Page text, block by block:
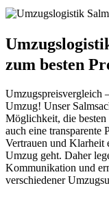
zum besten
Umzugspreisvergleich
Umzug! Unser
Möglichkeit, die besten
auch eine transparente
Vertrauen und Klarheit
Umzug geht. Daher
Kommunikation und
verschiedener